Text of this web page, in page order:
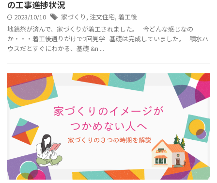
の工事進捗状況
2023/10/10 家づくり , 注文住宅, 着工後
地鎮祭が済んで、家づくりが着工されました。 今どんな感じなの
か・・・着工後通りがけで2回見学 基礎は完成していました。 積水ハ
ウスだとすぐにわかる、基礎 &n ...